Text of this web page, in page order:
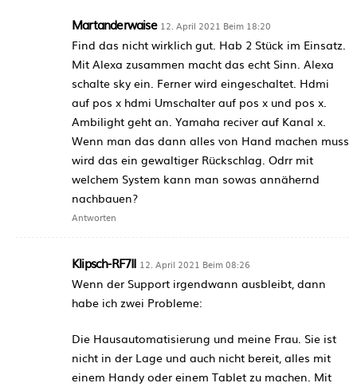
Martanderwaise 12. April 2021 Beim 18:20
Find das nicht wirklich gut. Hab 2 Stück im Einsatz.
Mit Alexa zusammen macht das echt Sinn. Alexa
schalte sky ein. Ferner wird eingeschaltet. Hdmi
auf pos x hdmi Umschalter auf pos x und pos x.
Ambilight geht an. Yamaha reciver auf Kanal x.
Wenn man das dann alles von Hand machen muss
wird das ein gewaltiger Rückschlag. Odrr mit
welchem System kann man sowas annähernd
nachbauen?
Antworten
Klipsch-RF7II 12. April 2021 Beim 08:26
Wenn der Support irgendwann ausbleibt, dann
habe ich zwei Probleme:
Die Hausautomatisierung und meine Frau. Sie ist
nicht in der Lage und auch nicht bereit, alles mit
einem Handy oder einem Tablet zu machen. Mit